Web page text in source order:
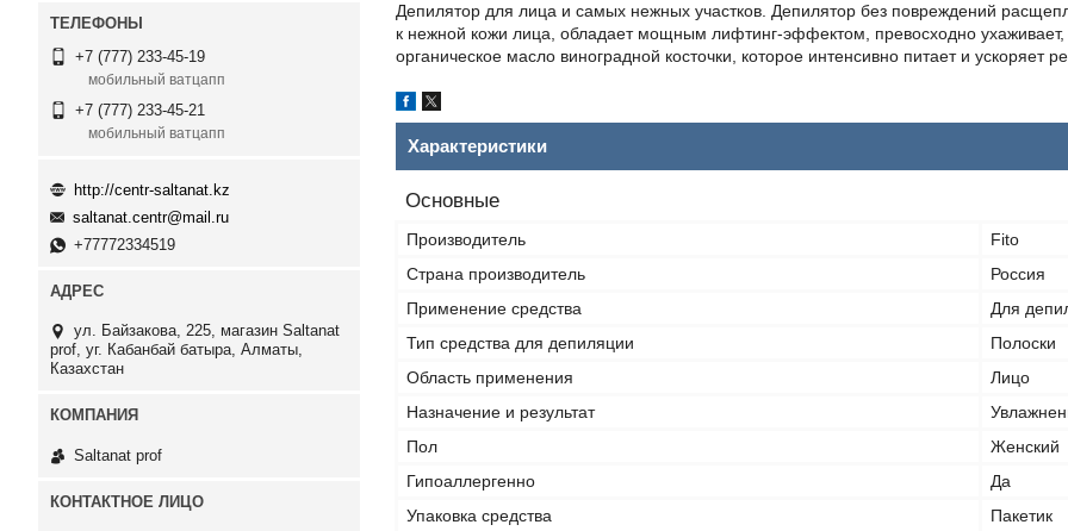
Депилятор для лица и самых нежных участков. Депилятор без повреждений
к нежной кожи лица, обладает мощным лифтинг-эффектом, превосходно
органическое масло виноградной косточки, которое интенсивно питает и ускоряет
Характеристики
Основные
Производитель
Fito
Страна производитель
Россия
Применение средства
Для
Тип средства для депиляции
Полоски
Область применения
Лицо
Назначение и результат
Пол
Женский
Гипоаллергенно
Да
Упаковка средства
Пакетик
+7 (777) 233-45-19
мобильный ватцапп
+7 (777) 233-45-21
мобильный ватцапп
http://centr-saltanat.kz
saltanat.centr@mail.ru
+77772334519
ул. Байзакова, 225, магазин Saltanat
prof, уг. Кабанбай батыра, Алматы,
Казахстан
Saltanat prof